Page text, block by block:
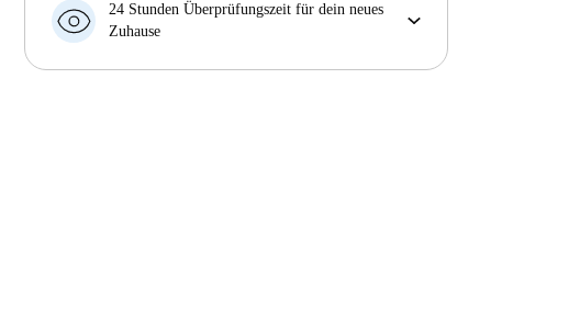
storniert, werden wir dir entweder A) ein Hotel
finden oder B) den gezahlten Betrag vollständig
24 Stunden Überprüfungszeit für dein neues
Zuhause